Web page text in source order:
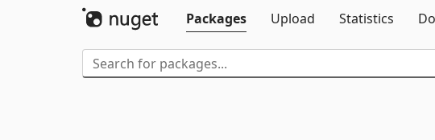
Packages
Upload Statistics